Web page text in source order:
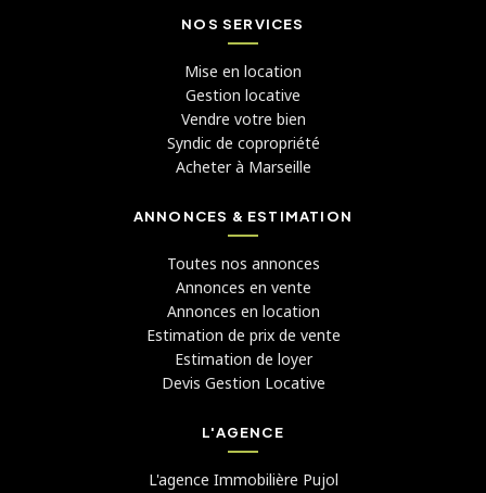
NOS SERVICES
Mise en location
Gestion locative
Vendre votre bien
Syndic de copropriété
Acheter à Marseille
ANNONCES & ESTIMATION
Toutes nos annonces
Annonces en vente
Annonces en location
Estimation de prix de vente
Estimation de loyer
Devis Gestion Locative
L'AGENCE
L'agence Immobilière Pujol